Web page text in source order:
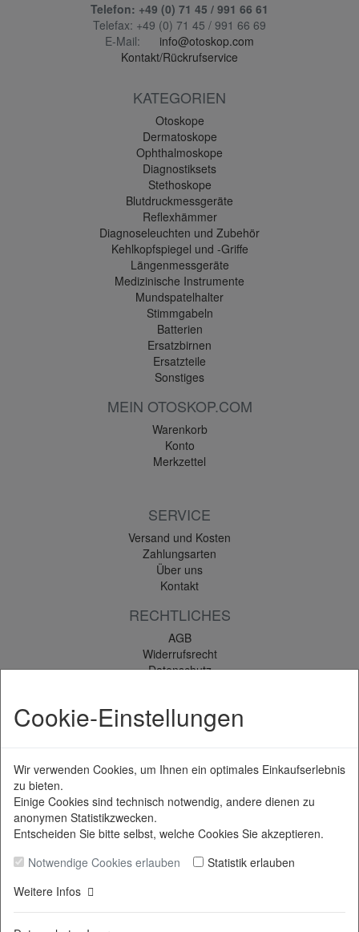
Telefon: +49 (0) 71 45 / 991 66 61
Telefax: +49 (0) 71 45 / 991 66 69
E-Mail:
info@otoskop.com
Kontakt/Rückrufservice
KATEGORIEN
Otoskope
Dermatoskope
Ophthalmoskope
Diagnostiksets
Stethoskope
Blutdruckmessgeräte
Reflexhämmer
Diagnoseleuchten und Zubehör
Kehlkopfspiegel und -Griffe
Längenmessgeräte
Medizinische Instrumente
Mundspatelhalter
Stimmgabeln
Batterien
Ersatzbirnen
Ersatzteile
Sonstiges
MEIN OTOSKOP.COM
Warenkorb
Konto
Merkzettel
SERVICE
Versand und Kosten
Zahlungsarten
Über uns
Kontakt
RECHTLICHES
AGB
Widerrufsrecht
Datenschutz
Kostenloser Reparatur Service*
Lasergravur / Laserbeschriftungs-Service
Aktion - alt gegen neu
Wie bestellen?
Newsletter
* zzgl.Versandkosten
Cookie-Einstellungen
Wir verwenden Cookies, um Ihnen ein optimales Einkaufserlebnis
zu bieten.
Einige Cookies sind technisch notwendig, andere dienen zu
anonymen Statistikzwecken.
Entscheiden Sie bitte selbst, welche Cookies Sie akzeptieren.
Notwendige Cookies erlauben
Statistik erlauben
Weitere Infos